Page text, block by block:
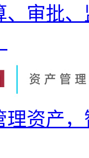
、审批
理资产